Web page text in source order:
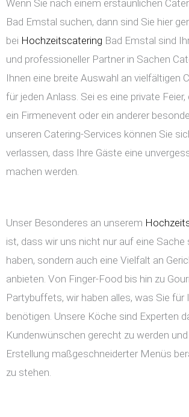
Wenn Sie nach einem erstaunlichen
Bad Emstal suchen, dann sind Sie hier
bei Hochzeitscatering Bad Emstal sind
und professioneller Partner in Sachen
Ihnen eine breite Auswahl an vielfältigen
für jeden Anlass. Sei es eine private Feier,
ein Firmenevent oder ein anderer
unseren Catering-Services können Sie
verlassen, dass Ihre Gäste eine
machen werden.
Unser Besonderes an unserem
ist, dass wir uns nicht nur auf eine Sache
haben, sondern auch eine Vielfalt an
anbieten. Von Finger-Food bis hin zu
Partybuffets, wir haben alles, was Sie für
benötigen. Unsere Köche sind Experten
Kundenwünschen gerecht zu werden
Erstellung maßgeschneiderter Menüs
zu stehen.